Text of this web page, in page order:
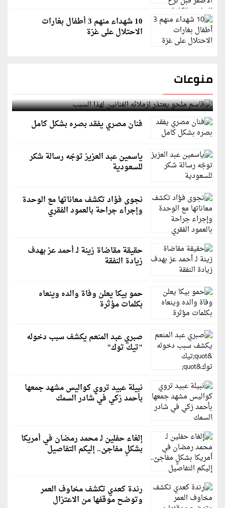
10 شهداء منهم 3 أطفال بغارات
الاحتلال على غزة
منوعات
قاسم ملحو يعتذر لزملائه الفنانين لهذا السبب
فنان مصري يفقد بصره بشكل كامل
ياسمين عبد العزيز توجّه رسالة شكر
للسعودية
نجوى فؤاد تكشف معاناتها مع الوحدة
وإجراء جراحة بالعمود الفقري
حقيقة مقاضاة زينة لـ أحمد عز بهدف
زيادة النفقة
حمو بيكا يعلن وفاة والده وينعاه
بكلمات مؤثرة
صبري عبد المنعم يكشف سبب دخوله
"تيك توك"
نبيلة عبيد تروي كواليس مشهد جمعها
بأحمد زكي في شادر السمك
إلغاء حفلين لـ محمد رمضان في أمريكا
بشكلٍ مفاجئ.. إليكم التفاصيل
رندة كعدي تكشف مخاوف العمر
وتوضح موقفها من الاعتزال